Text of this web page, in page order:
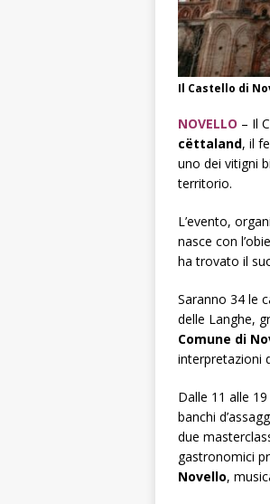
Il Castello di
NOVELLO – Il
cëttaland, il
uno dei vitigni
territorio.
L’evento,
nasce con
ha trovato il
Saranno 34 le
delle Langhe,
Comune di
interpretazioni
Dalle 11 alle
banchi
due
gastronomici
Novello,